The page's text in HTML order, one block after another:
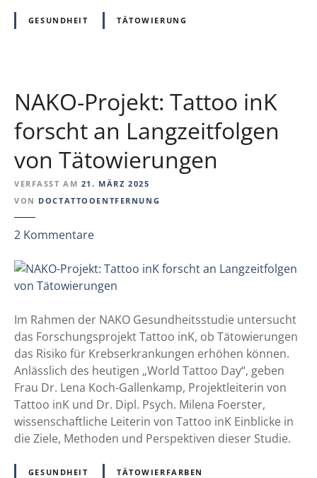
h
a
f
t
–
W
C
0
2
5
i
n
R
o
m
t
o
o
-
a
s
o
i
i
t
e
G
r
a
n
u
GESUNDHEIT TÄTOWIERUNG
NAKO-Projekt: Tattoo inK
forscht an Langzeitfolgen
von Tätowierungen
VERFASST AM 21. MÄRZ 2025
VON DOCTATTOOENTFERNUNG
2 Kommentarez
N
A
O
-
P
r
o
e
k
Im Rahmen der NAKO Gesundheitsstudie untersucht
das Forschungsprojekt Tattoo inK, ob Tätowierungen
das Risiko für Krebserkrankungen erhöhen können.
Anlässlich des heutigen „World Tattoo Day“, geben
Frau Dr. Lena Koch-Gallenkamp, Projektleiterin von
Tattoo inK und Dr. Dipl. Psych. Milena Foerster,
wissenschaftliche Leiterin von Tattoo inK Einblicke in
die Ziele, Methoden und Perspektiven dieser Studie.
GESUNDHEIT
TÄTOWIERFARBEN